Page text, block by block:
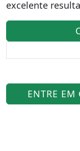
excelente
ENTRE EM